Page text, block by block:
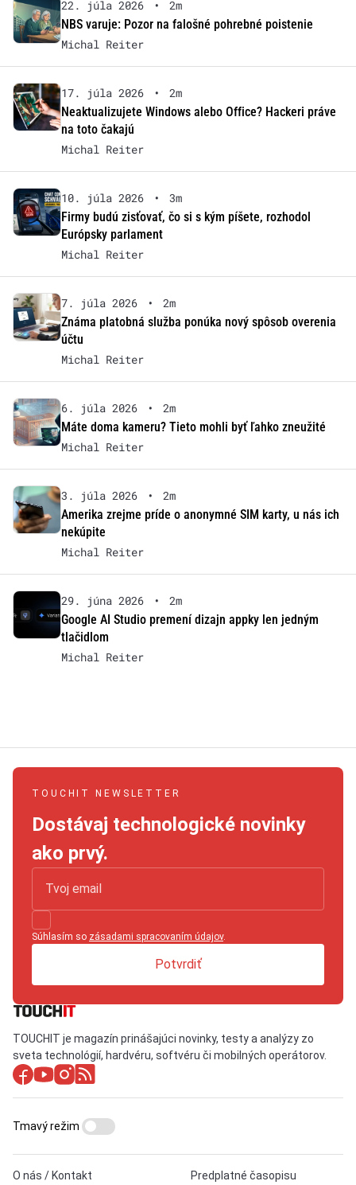
22. júla 2026 •
2m
NBS varuje: Pozor na falošné pohrebné poistenie
Michal Reiter
17. júla 2026 •
2m
Neaktualizujete Windows alebo Office? Hackeri práve
na toto čakajú
Michal Reiter
10. júla 2026 •
3m
Firmy budú zisťovať, čo si s kým píšete, rozhodol
Európsky parlament
Michal Reiter
7. júla 2026 •
2m
Známa platobná služba ponúka nový spôsob overenia
účtu
Michal Reiter
6. júla 2026 •
2m
Máte doma kameru? Tieto mohli byť ľahko zneužité
Michal Reiter
3. júla 2026 •
2m
Amerika zrejme príde o anonymné SIM karty, u nás ich
nekúpite
Michal Reiter
29. júna 2026 •
2m
Google AI Studio premení dizajn appky len jedným
tlačidlom
Michal Reiter
TOUCHIT NEWSLETTER
Dostávaj technologické novinky
ako prvý.
Súhlasím so zásadami spracovaním údajov.
Potvrdiť
TOUCHIT je magazín prinášajúci novinky, testy a analýzy zo
sveta technológií, hardvéru, softvéru či mobilných operátorov.
O nás / Kontakt Predplatné časopisu
Tmavý režim